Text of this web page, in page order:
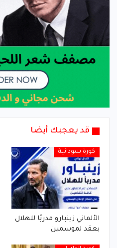
قد يعجبك أيضا
كورة سودانية
الألماني زينبارو مدربًا للهلال
بعقد لموسمين